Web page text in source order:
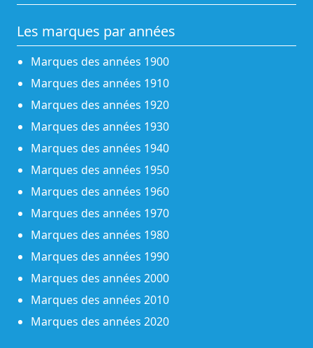
Les marques par années
Marques des années 1900
Marques des années 1910
Marques des années 1920
Marques des années 1930
Marques des années 1940
Marques des années 1950
Marques des années 1960
Marques des années 1970
Marques des années 1980
Marques des années 1990
Marques des années 2000
Marques des années 2010
Marques des années 2020